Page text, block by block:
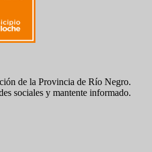
de la Provincia de Río Negro.
sociales y mantente informado.